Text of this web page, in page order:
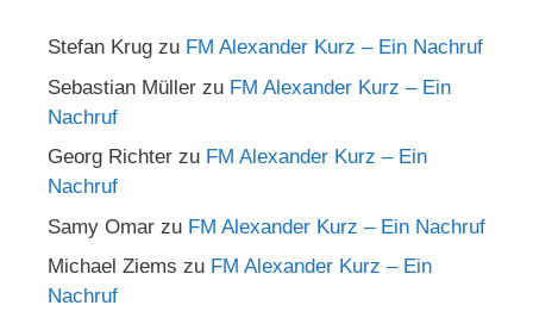
Stefan Krug zu FM Alexander Kurz – Ein Nachruf
Sebastian Müller zu FM Alexander Kurz – Ein
Nachruf
Georg Richter zu FM Alexander Kurz – Ein
Nachruf
Samy Omar zu FM Alexander Kurz – Ein Nachruf
Michael Ziems zu FM Alexander Kurz – Ein
Nachruf